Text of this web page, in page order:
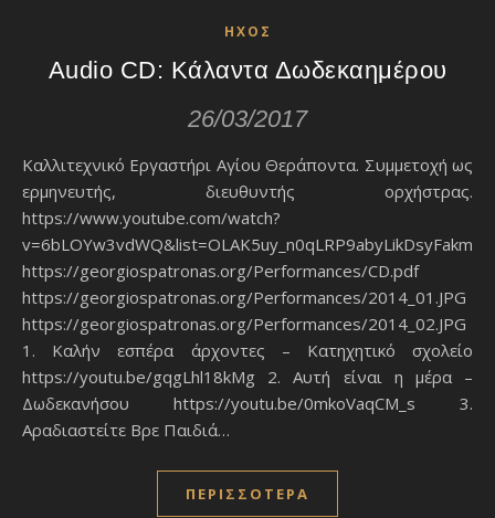
ΗΧΟΣ
Audio CD: Κάλαντα Δωδεκαημέρου
26/03/2017
Καλλιτεχνικό Εργαστήρι Αγίου Θεράποντα. Συμμετοχή ως
ερμηνευτής, διευθυντής ορχήστρας.
https://www.youtube.com/watch?
https://georgiospatronas.org/Performances/CD.pdf
https://georgiospatronas.org/Performances/2014_01.JPG
https://georgiospatronas.org/Performances/2014_02.JPG
1. Καλήν εσπέρα άρχοντες – Κατηχητικό σχολείο
https://youtu.be/gqgLhl18kMg 2. Αυτή είναι η μέρα –
Δωδεκανήσου https://youtu.be/0mkoVaqCM_s 3.
Αραδιαστείτε Βρε Παιδιά…
ΠΕΡΙΣΣΌΤΕΡΑ